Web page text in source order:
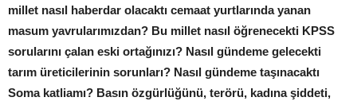
millet nasıl haberdar olacaktı cemaat yurtlarında yanan
masum yavrularımızdan? Bu millet nasıl öğrenecekti KPSS
sorularını çalan eski ortağınızı? Nasıl gündeme gelecekti
tarım üreticilerinin sorunları? Nasıl gündeme taşınacaktı
Soma katliamı? Basın özgürlüğünü, terörü, kadına şiddeti,